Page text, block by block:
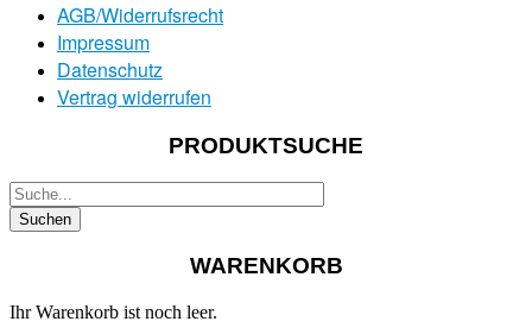
AGB/Widerrufsrecht
Impressum
Datenschutz
Vertrag widerrufen
PRODUKTSUCHE
WARENKORB
Ihr Warenkorb ist noch leer.